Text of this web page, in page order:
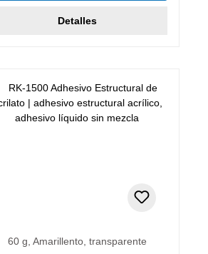
Detalles
60 g, Amarillento, transparente